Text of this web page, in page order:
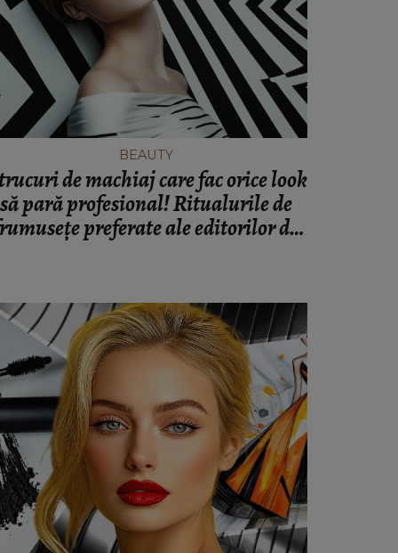
BEAUTY
de machiaj care fac orice look
să pară profesional! Ritualurile de
preferate ale editorilor de